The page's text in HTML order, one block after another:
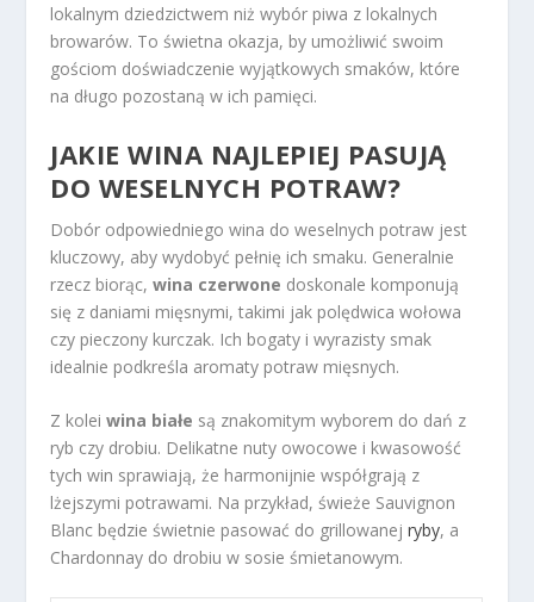
lokalnym dziedzictwem niż wybór piwa z lokalnych
browarów. To świetna okazja, by umożliwić swoim
gościom doświadczenie wyjątkowych smaków, które
na długo pozostaną w ich pamięci.
JAKIE WINA NAJLEPIEJ PASUJĄ
DO WESELNYCH POTRAW?
Dobór odpowiedniego wina do weselnych potraw jest
kluczowy, aby wydobyć pełnię ich smaku. Generalnie
rzecz biorąc,wina czerwone doskonale komponują
się z daniami mięsnymi, takimi jak polędwica wołowa
czy pieczony kurczak. Ich bogaty i wyrazisty smak
idealnie podkreśla aromaty potraw mięsnych.
Z koleiwina białe są znakomitym wyborem do dań z
ryb czy drobiu. Delikatne nuty owocowe i kwasowość
tych win sprawiają, że harmonijnie współgrają z
lżejszymi potrawami. Na przykład, świeże Sauvignon
Blanc będzie świetnie pasować do grillowanejryby, a
Chardonnay do drobiu w sosie śmietanowym.